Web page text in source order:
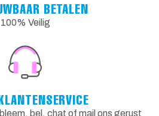
BETALEN
100% Veilig
bel, chat of mail ons gerust